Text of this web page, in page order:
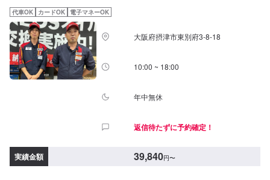
代車OK カードOK 電子マネーOK
大阪府摂津市東別府3-8-18
10:00 ~ 18:00
年中無休
返信待たずに予約確定！
実績金額 39,840円〜